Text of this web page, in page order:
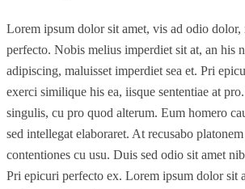
Lorem ipsum dolor sit amet, vis ad odio dolor,
perfecto. Nobis melius imperdiet sit at, an his
adipiscing, maluisset imperdiet sea et. Pri
exerci similique his ea, iisque sententiae at
singulis, cu pro quod alterum. Eum homero
sed intellegat elaboraret. At recusabo
contentiones cu usu. Duis sed odio sit amet
Pri epicuri perfecto ex. Lorem ipsum dolor sit